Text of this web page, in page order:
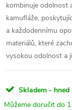
kombinuje odolnost
kamufláže,
a každodennímu
materiálů, které
vysokou odolnost a
Skladem -